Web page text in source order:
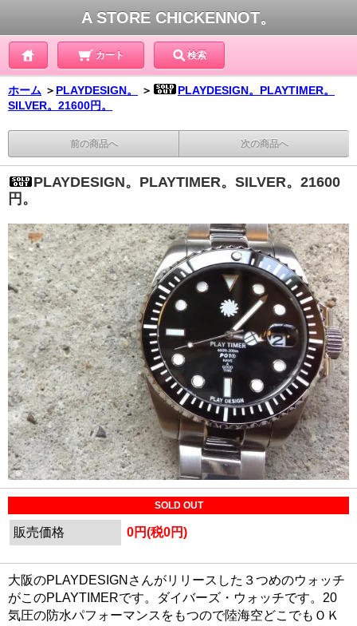
A STORE CHICKENNOT。
カート 検索
ホーム ＞ PLAYDESIGN。 ＞
PLAYDESIGN。PLAYTIMER。
SILVER。21600円。
前の商品へ 次の商品へ
PLAYDESIGN。PLAYTIMER。SILVER。21600
円。
SOLD OUT
販売価格 0円(税0円)
大阪のPLAYDESIGNさんがリリースした３つめのウォッチ
がこのPLAYTIMERです。ダイバーズ・ウォッチです。20
気圧の防水パフォーマンスをもつので陸海空どこでもＯＫ